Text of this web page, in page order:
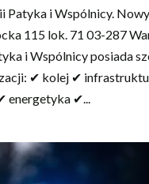
Patyka i Wspólnicy.
115 lok. 71 03-287
i Wspólnicy posiada
✔ kolej ✔
energetyka ✔...